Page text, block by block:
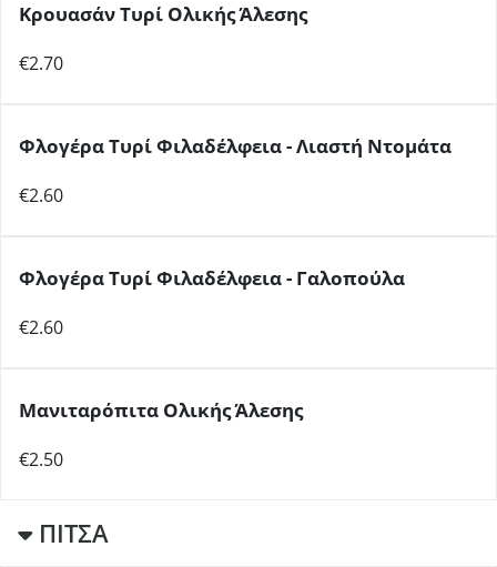
Κρουασάν Τυρί Ολικής Άλεσης
€2.70
Φλογέρα Τυρί Φιλαδέλφεια - Λιαστή Ντομάτα
€2.60
Φλογέρα Τυρί Φιλαδέλφεια - Γαλοπούλα
€2.60
Μανιταρόπιτα Ολικής Άλεσης
€2.50
ΠΙΤΣΑ